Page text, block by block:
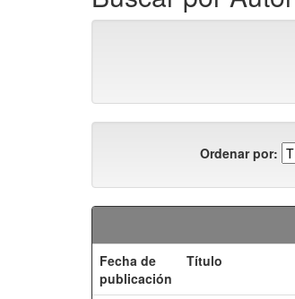
Ordenar por:
Fecha de
publicación
Título